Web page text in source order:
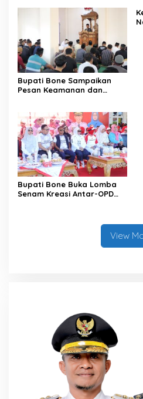
Bupati Bone Sampaikan
Pesan Keamanan dan
Bupati Bone Buka Lomba
Senam Kreasi Antar-OPD
View